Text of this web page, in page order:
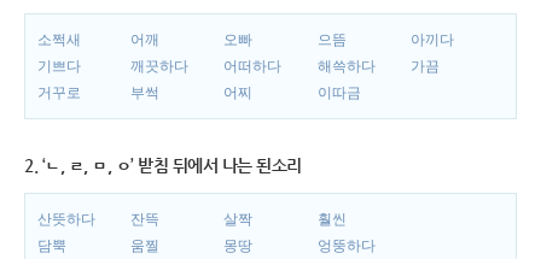
소쩍새 어깨 오빠 으뜸
아끼다
기쁘다
깨끗하다 어떠하다 해쓱하다
가끔
거꾸로
부썩 어찌 이따금
2. ‘ㄴ, ㄹ, ㅁ, ㅇ’ 받침 뒤에서 나는 된소리
산뜻하다 잔뜩 살짝
훨씬
담뿍
움찔 몽땅 엉뚱하다